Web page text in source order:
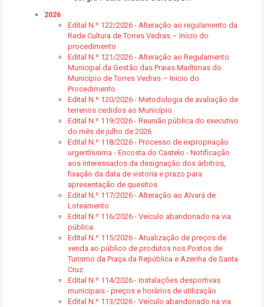
2026
Edital N.º 122/2026 - Alteração ao regulamento da
Rede Cultura de Torres Vedras – Início do
procedimento
Edital N.º 121/2026 - Alteração ao Regulamento
Municipal da Gestão das Praias Marítimas do
Município de Torres Vedras – Inicio do
Procedimento
Edital N.º 120/2026 - Metodologia de avaliação de
terrenos cedidos ao Município
Edital N.º 119/2026 - Reunião pública do executivo
do mês de julho de 2026
Edital N.º 118/2026 - Processo de expropriação
urgentíssima - Encosta do Castelo - Notificação
aos interessados da designação dos árbitros,
fixação da data de vistoria e prazo para
apresentação de quesitos
Edital N.º 117/2026 - Alteração ao Alvará de
Loteamento
Edital N.º 116/2026 - Veículo abandonado na via
pública
Edital N.º 115/2026 - Atualização de preços de
venda ao público de produtos nos Postos de
Turismo da Praça da República e Azenha de Santa
Cruz
Edital N.º 114/2026 - Instalações desportivas
municipais - preços e horários de utilização
Edital N.º 113/2026 - Veículo abandonado na via